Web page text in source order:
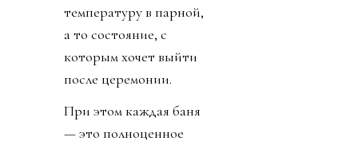
температуру в парной,
а то состояние, с
которым хочет выйти
после церемонии.
При этом каждая баня
— это полноценное